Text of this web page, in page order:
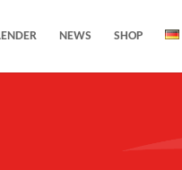
NEWS SHOP